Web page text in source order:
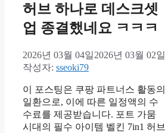
허브 하나로 데스크셋
업 종결했네요 ㅋㅋㅋ
2026년 03월 04일2026년 03월 02일
작성자: sseoki79
이 포스팅은 쿠팡 파트너스 활동의
일환으로, 이에 따른 일정액의 수
수료를 제공받습니다. 포트 가뭄
시대의 필수 아이템 벨킨 7in1 허브